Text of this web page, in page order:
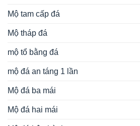
Mộ tam cấp đá
Mộ tháp đá
mộ tổ bằng đá
mộ đá an táng 1 lần
Mộ đá ba mái
Mộ đá hai mái